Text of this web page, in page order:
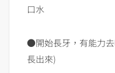
口水
●開始長牙，有能力
長出來)